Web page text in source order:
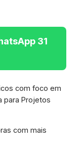
31
com foco em
para Projetos
com mais